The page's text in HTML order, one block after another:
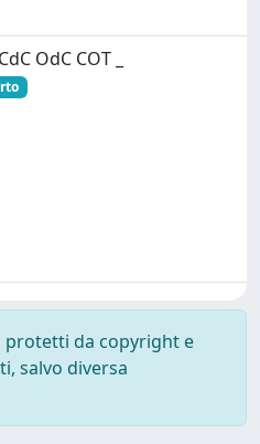
OdC COT _
protetti da copyright e
salvo diversa